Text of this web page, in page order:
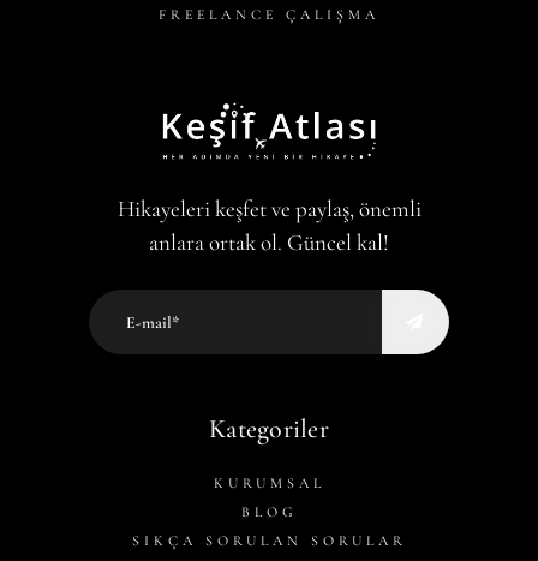
FREELANCE ÇALIŞMA
Hikayeleri keşfet ve paylaş, önemli
anlara ortak ol. Güncel kal!
Kategoriler
KURUMSAL
BLOG
SIKÇA SORULAN SORULAR